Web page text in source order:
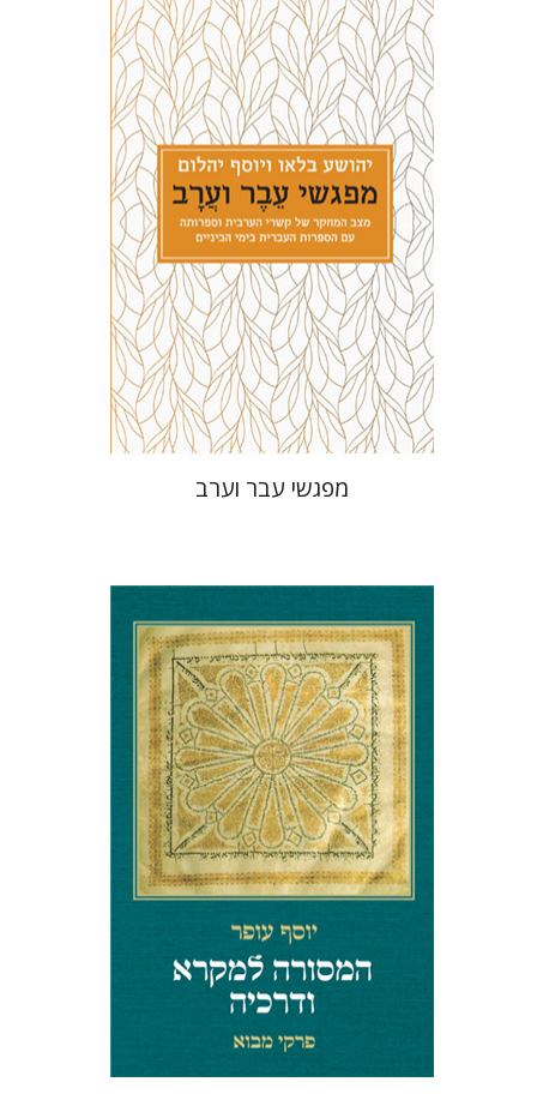
יהושע בלאו יוסף יהלום
הנחת אתר ספר מודפס
$30
$27
מפגשי עבר וערב
יוסף עופר
הנחת אתר ספר מודפס
$35
$32